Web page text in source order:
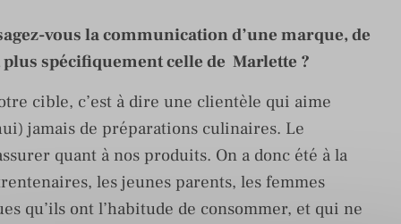
vous la communication d’une marque, de
spécifiquement celle de Marlette ?
cible, c’est à dire une clientèle qui aime
jamais de préparations culinaires. Le
quant à nos produits. On a donc été à la
les jeunes parents, les femmes
qu’ils ont l’habitude de consommer, et qui ne